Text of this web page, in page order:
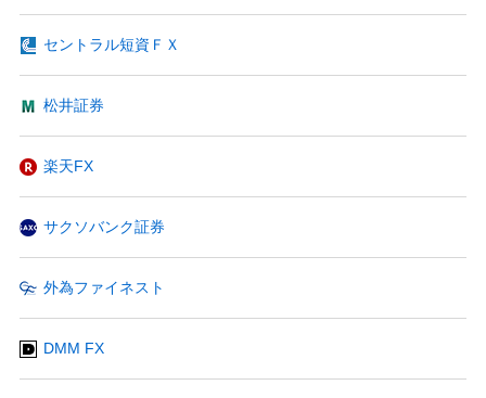
セントラル短資ＦＸ
松井証券
楽天FX
サクソバンク証券
外為ファイネスト
DMM FX